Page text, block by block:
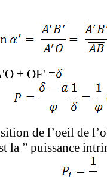
+ OF' =
de l’oeil de
la ” puissance